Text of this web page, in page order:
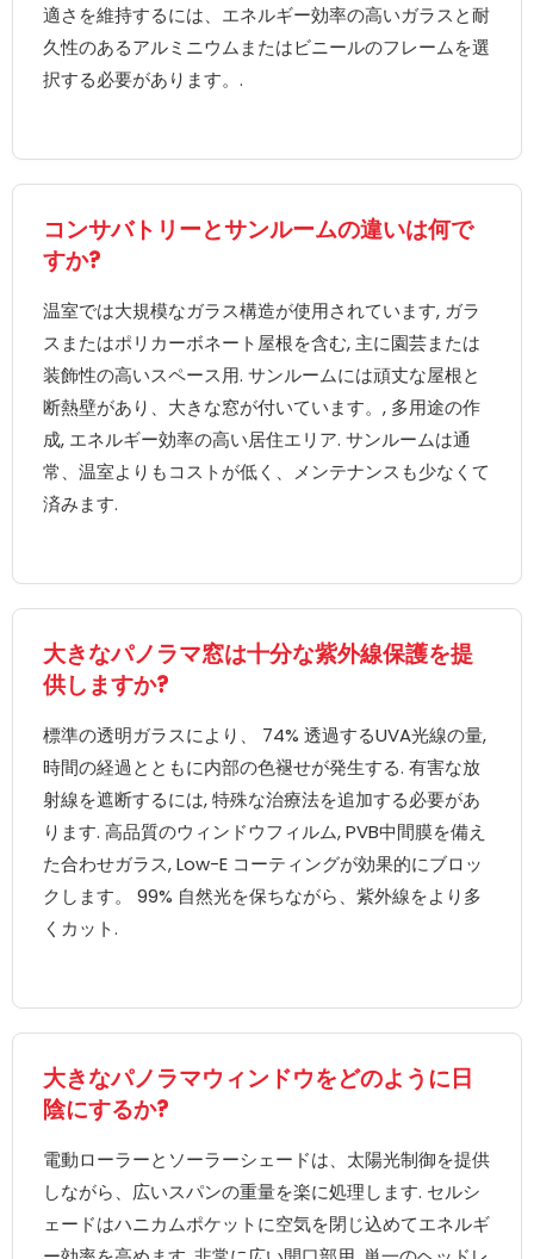
適さを維持するには、エネルギー効率の高いガラスと耐
久性のあるアルミニウムまたはビニールのフレームを選
択する必要があります。.
コンサバトリーとサンルームの違いは何で
すか?
温室では大規模なガラス構造が使用されています, ガラ
スまたはポリカーボネート屋根を含む, 主に園芸または
装飾性の高いスペース用. サンルームには頑丈な屋根と
断熱壁があり、大きな窓が付いています。, 多用途の作
成, エネルギー効率の高い居住エリア. サンルームは通
常、温室よりもコストが低く、メンテナンスも少なくて
済みます.
大きなパノラマ窓は十分な紫外線保護を提
供しますか?
標準の透明ガラスにより、 74% 透過するUVA光線の量,
時間の経過とともに内部の色褪せが発生する. 有害な放
射線を遮断するには, 特殊な治療法を追加する必要があ
ります. 高品質のウィンドウフィルム, PVB中間膜を備え
た合わせガラス, Low-E コーティングが効果的にブロッ
クします。 99% 自然光を保ちながら、紫外線をより多
くカット.
大きなパノラマウィンドウをどのように日
陰にするか?
電動ローラーとソーラーシェードは、太陽光制御を提供
しながら、広いスパンの重量を楽に処理します. セルシ
ェードはハニカムポケットに空気を閉じ込めてエネルギ